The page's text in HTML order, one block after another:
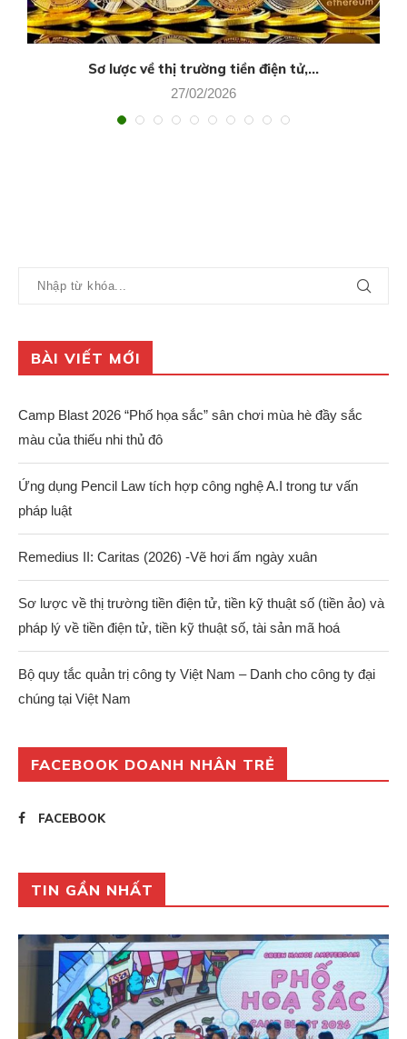
Sơ lược về thị trường tiền điện tử,...
27/02/2026
BÀI VIẾT MỚI
Camp Blast 2026 “Phố họa sắc” sân chơi mùa hè đầy sắc
màu của thiếu nhi thủ đô
Ứng dụng Pencil Law tích hợp công nghệ A.I trong tư vấn
pháp luật
Remedius II: Caritas (2026) -Vẽ hơi ấm ngày xuân
Sơ lược về thị trường tiền điện tử, tiền kỹ thuật số (tiền ảo) và
pháp lý về tiền điện tử, tiền kỹ thuật số, tài sản mã hoá
Bộ quy tắc quản trị công ty Việt Nam – Danh cho công ty đại
chúng tại Việt Nam
FACEBOOK DOANH NHÂN TRẺ
FACEBOOK
TIN GẦN NHẤT